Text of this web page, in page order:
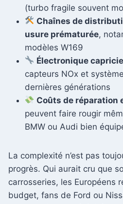
(turbo fragile souvent
Chaînes de
usure prématurée,
modèles W169
Électronique
capteurs NOx et
dernières générations
Coûts de réparation
peuvent faire rougir
BMW ou Audi bien
La complexité n’est pas
progrès. Qui aurait cru que
carrosseries, les Européens
budget, fans de Ford ou